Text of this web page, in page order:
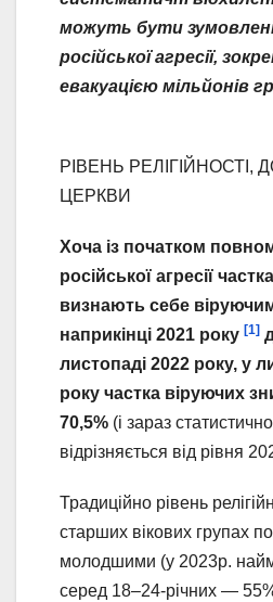
можуть бути
російської агресії,
евакуацією мільйонів
РІВЕНЬ РЕЛІГІЙНОСТІ,
ЦЕРКВИ
Хоча із початком
російської агресії
визнають себе
наприкінці 2021 року [1]
листопаді 2022 року, у
року частка віруючих
70,5% (і зараз
відрізняється від рівня
Традиційно рівень
старших вікових групах
молодшими (у 2023р.
серед 18–24-річних —